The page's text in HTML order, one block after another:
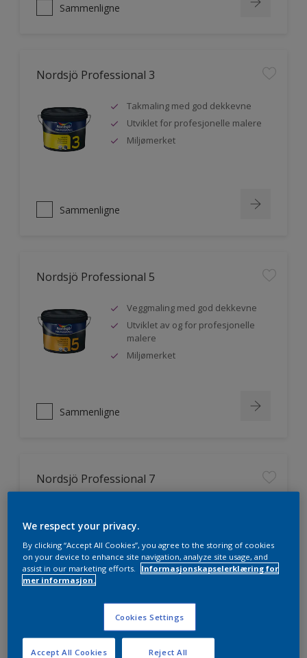
Sammenligne
Nordsjö Professional 3
Takmaling med god dekkevne
Utviklet for profesjonelle malere
Miljømerket
Sammenligne
Nordsjö Professional 5
Veggmaling med god dekkevne
Utviklet av og for profesjonelle
malere
Miljømerket
Sammenligne
Nordsjö Professional 7
Lett å påføre og fordele
Jevnere og finere finish, også i
mørke farger
Sammenligne
We respect your privacy.
By clicking “Accept All Cookies”, you agree to the storing of cookies
on your device to enhance site navigation, analyze site usage, and
assist in our marketing efforts.
Informasjonskapselerklæring for
mer informasjon.
Cookies Settings
Reject All
Accept All Cookies